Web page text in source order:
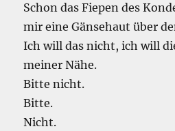
Schon das Fiepen des
mir eine Gänsehaut über
Ich will das nicht, ich will
meiner Nähe.
Bitte nicht.
Bitte.
Nicht.